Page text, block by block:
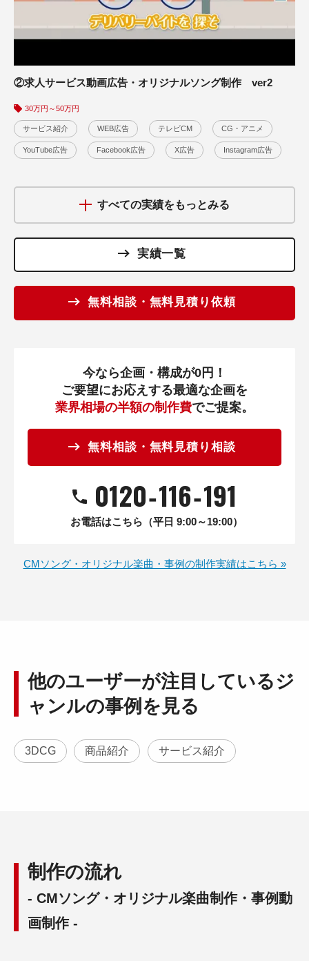
②求人サービス動画広告・オリジナルソング制作 ver2
30万円～50万円
サービス紹介 WEB広告 テレビCM CG・アニメ
YouTube広告 Facebook広告 X広告 Instagram広告
すべての実績をもっとみる
貸倉庫サービス・オリジナル楽曲動画②
実績一覧
無料相談・無料見積り依頼
今なら企画・構成が0円！
ご要望にお応えする最適な企画を
業界相場の半額の制作費でご提案。
無料相談・無料見積り相談
0120‐116‐191
お電話はこちら（平日 9:00～19:00）
CMソング・オリジナル楽曲・事例の制作実績はこちら »
他のユーザーが注目しているジ
ャンルの事例を見る
3DCG 商品紹介 サービス紹介
制作の流れ
- CMソング・オリジナル楽曲制作・事例動
画制作 -